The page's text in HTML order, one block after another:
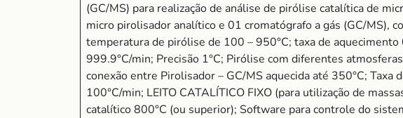
(GC/MS) para realização de análise de pirólise catalítica de
micro pirolisador analítico e 01 cromatógrafo a gás (GC/MS),
temperatura de pirólise de 100 – 950°C; taxa de
999.9°C/min; Precisão 1°C; Pirólise com diferentes
conexão entre Pirolisador – GC/MS aquecida até 350°C;
100°C/min; LEITO CATALÍTICO FIXO (para utilização de
catalítico 800°C (ou superior); Software para controle do